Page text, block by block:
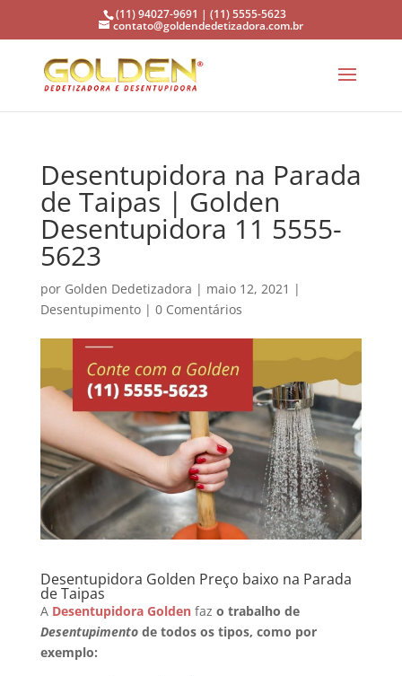
(11) 94027-9691 | (11) 5555-5623
contato@goldendedetizadora.com.br
Desentupidora na Parada
de Taipas | Golden
Desentupidora 11 5555-
5623
por Golden Dedetizadora | maio 12, 2021 |
Desentupimento| 0 Comentários
Desentupidora Golden Preço baixo na Parada
de Taipas
A Desentupidora Golden faz o trabalho de
Desentupimentode todos os tipos, como por
exemplo: